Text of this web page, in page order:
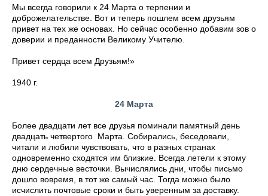
Мы всегда говорили к 24 Марта о терпении и
доброжелательстве. Вот и теперь пошлем всем друзьям
привет на тех же основах. Но сейчас особенно добавим зов о
доверии и преданности Великому Учителю.
Привет сердца всем Друзьям!»
1940 г.
24 Марта
Более двадцати лет все друзья поминали памятный день
двадцать четвертого Марта. Собирались, беседовали,
читали и любили чувствовать, что в разных странах
одновременно сходятся им близкие. Всегда летели к этому
дню сердечные весточки. Вычислялись дни, чтобы письмо
дошло вовремя, в тот же самый час. Тогда можно было
исчислить почтовые сроки и быть уверенным за доставку.